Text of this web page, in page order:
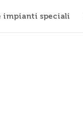
impianti speciali